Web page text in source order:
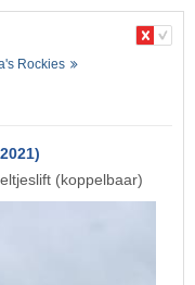
Rockies
(koppelbaar)